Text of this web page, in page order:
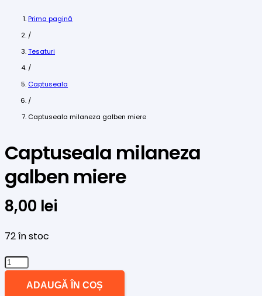
Prima pagină
/
Tesaturi
/
Captuseala
/
Captuseala milaneza galben miere
Captuseala milaneza
galben miere
8,00 lei
72 în stoc
Cantitate
ADAUGĂ ÎN COȘ